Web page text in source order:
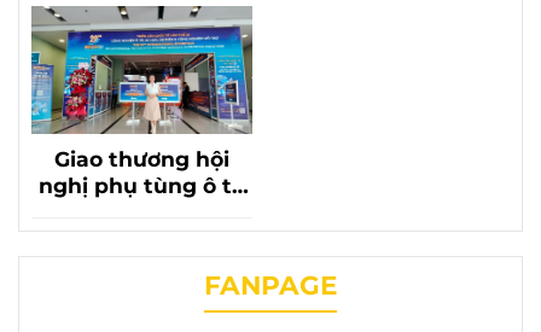
Giao thương hội
nghị phụ tùng ô tô
mặt của phụ tùng
chevrolet liên
FANPAGE